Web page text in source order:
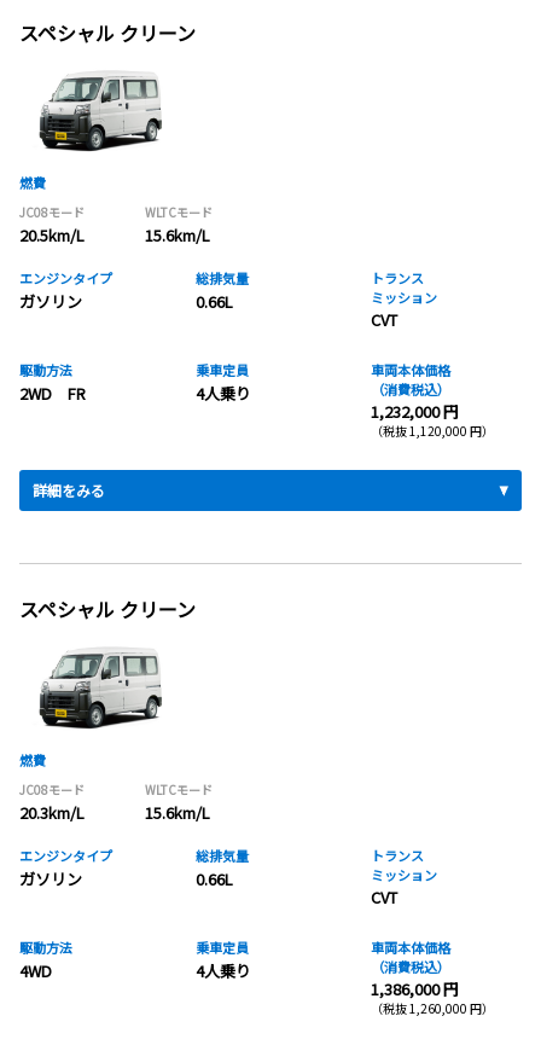
スペシャル クリーン
燃費
JC08モード
20.5km/L
WLTCモード
15.6km/L
エンジンタイプ
ガソリン
総排気量
0.66L
トランス
ミッション
CVT
駆動方法
2WD FR
乗車定員
4人乗り
車両本体価格
（消費税込）
1,232,000 円
（税抜 1,120,000 円）
詳細をみる
スペシャル クリーン
燃費
JC08モード
20.3km/L
WLTCモード
15.6km/L
エンジンタイプ
ガソリン
総排気量
0.66L
トランス
ミッション
CVT
駆動方法
4WD
乗車定員
4人乗り
車両本体価格
（消費税込）
1,386,000 円
（税抜 1,260,000 円）